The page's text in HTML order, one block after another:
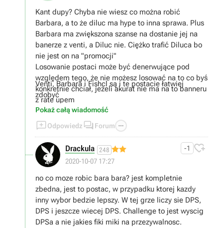
Kant dupy? Chyba nie wiesz co można robić
Barbara, a to że diluc ma hype to inna sprawa. Plus
Barbara ma zwiększona szanse na dostanie jej na
banerze z venti, a Diluc nie. Ciężko trafić Diluca bo
nie jest on na "promocji"
Losowanie postaci może być denerwujące pod
względem tego, że nie możesz losować na to co byś
konkretnie chciał, jeżeli akurat nie ma na to banneru
z rate upem
Venti, Barbara i Fishcl są i te postacie łatwiej
zdobyć
Pokaż całą wiadomość
Odpowiedz  Forum 
Drackula 248
2020-10-07 17:27
-1 
no co moze robic bara bara? jest kompletnie
zbedna, jest to postac, w przypadku ktorej kazdy
inny wybor bedzie lepszy. W tej grze liczy sie DPS,
DPS i jeszcze wiecej DPS. Challenge to jest wyscig
DPSa a nie jakies fiki miki na przezywalnosc.